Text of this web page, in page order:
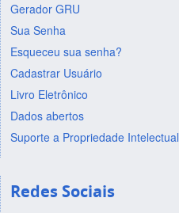
Gerador GRU
Sua Senha
Esqueceu sua senha?
Cadastrar Usuário
Livro Eletrônico
Dados abertos
Suporte a Propriedade Intelectual
Redes Sociais